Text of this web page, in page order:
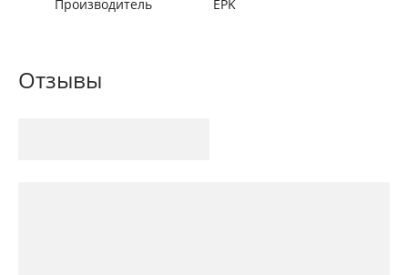
Производитель EPK
Отзывы